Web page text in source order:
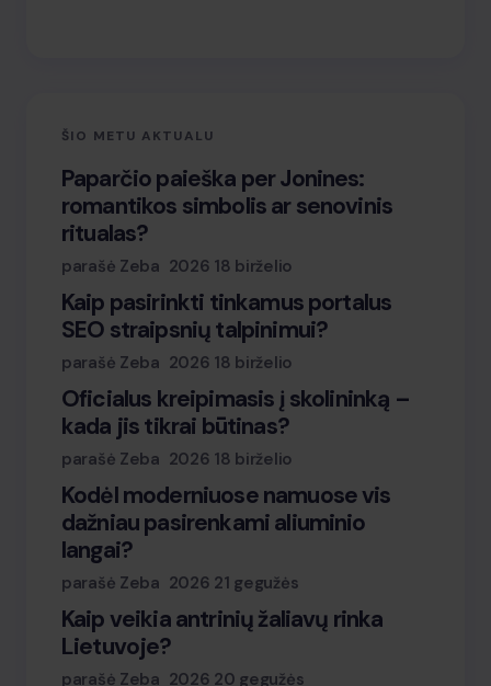
ŠIO METU AKTUALU
Paparčio paieška per Jonines:
romantikos simbolis ar senovinis
ritualas?
parašė Zeba 2026 18 birželio
Kaip pasirinkti tinkamus portalus
SEO straipsnių talpinimui?
parašė Zeba 2026 18 birželio
Oficialus kreipimasis į skolininką –
kada jis tikrai būtinas?
parašė Zeba 2026 18 birželio
Kodėl moderniuose namuose vis
dažniau pasirenkami aliuminio
langai?
parašė Zeba 2026 21 gegužės
Kaip veikia antrinių žaliavų rinka
Lietuvoje?
parašė Zeba 2026 20 gegužės